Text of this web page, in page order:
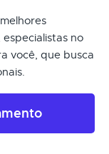
no
você, que busca